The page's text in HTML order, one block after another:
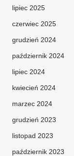
lipiec 2025
czerwiec 2025
grudzień 2024
październik 2024
lipiec 2024
kwiecień 2024
marzec 2024
grudzień 2023
listopad 2023
październik 2023